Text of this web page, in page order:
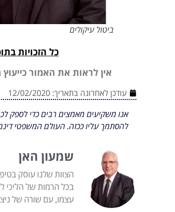
ביטול עיקולים
כל הזכויות
אין לראות את האמור
עודכן לאחרונה בתאריך: 12/02/2020
אנו משקיעים מאמצים רבים כדי לספק
להסתמך עליו ככזה. העולם המשפטי
שמעון האן
הצוות שלנו עוסק
בכל הרמות של הליכי
עצמו, עם שורה של